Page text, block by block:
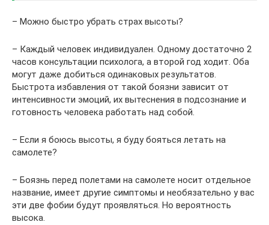
– Можно быстро убрать страх высоты?
– Каждый человек индивидуален. Одному достаточно 2
часов консультации психолога, а второй год ходит. Оба
могут даже добиться одинаковых результатов.
Быстрота избавления от такой боязни зависит от
интенсивности эмоций, их вытеснения в подсознание и
готовность человека работать над собой.
– Если я боюсь высоты, я буду бояться летать на
самолете?
– Боязнь перед полетами на самолете носит отдельное
название, имеет другие симптомы и необязательно у вас
эти две фобии будут проявляться. Но вероятность
высока.